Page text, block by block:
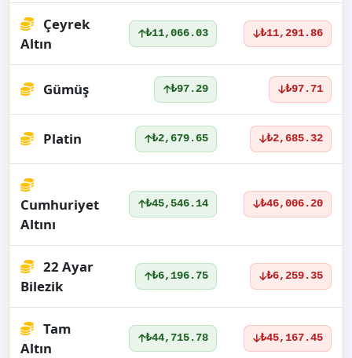
Çeyrek
Altın
₺11,066.03 ₺11,291.86
Gümüş ₺97.29 ₺97.71
Platin ₺2,679.65 ₺2,685.32
Cumhuriyet
Altını
₺45,546.14 ₺46,006.20
22 Ayar
Bilezik
₺6,196.75 ₺6,259.35
Tam
Altın
₺44,715.78 ₺45,167.45